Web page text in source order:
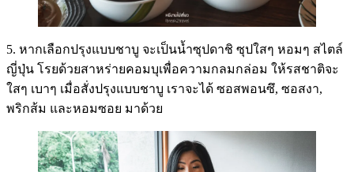
5. หากเลือกปรุงแบบชาบู จะเป็นน้ำซุปดาชิ ซุปใสๆ หอมๆ สไตล์
ญี่ปุ่น โรยด้วยสาหร่ายคอมบุเพื่อความกลมกล่อม ให้รสชาติจะ
ใสๆ เบาๆ เมื่อสั่งปรุงแบบชาบู เราจะได้ ซอสพอนซึ, ซอสงา,
พริกส้ม และหอมซอย มาด้วย